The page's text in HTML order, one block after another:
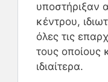
υποστήριξαν
κέντρου,
όλες τις
τους οποίους
ιδιαίτερα.